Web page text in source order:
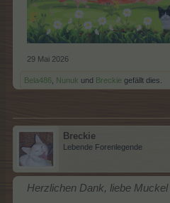
29 Mai 2026
Bela486, Nunuk und Breckie gefällt dies.
Breckie
Lebende Forenlegende
Herzlichen Dank, liebe Muckel